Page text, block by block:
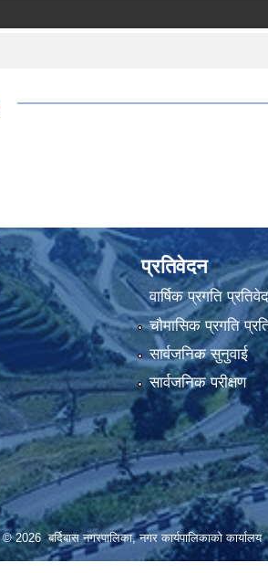
प्रतिवेदन
वार्षिक प्रगति
चौमासिक प्रगति
सार्वजनिक सुनुवाई
सार्वजनिक परीक्षण
© 2026 बर्दिबास नगरपालिका, नगर कार्यपालिकाको कार्यालय